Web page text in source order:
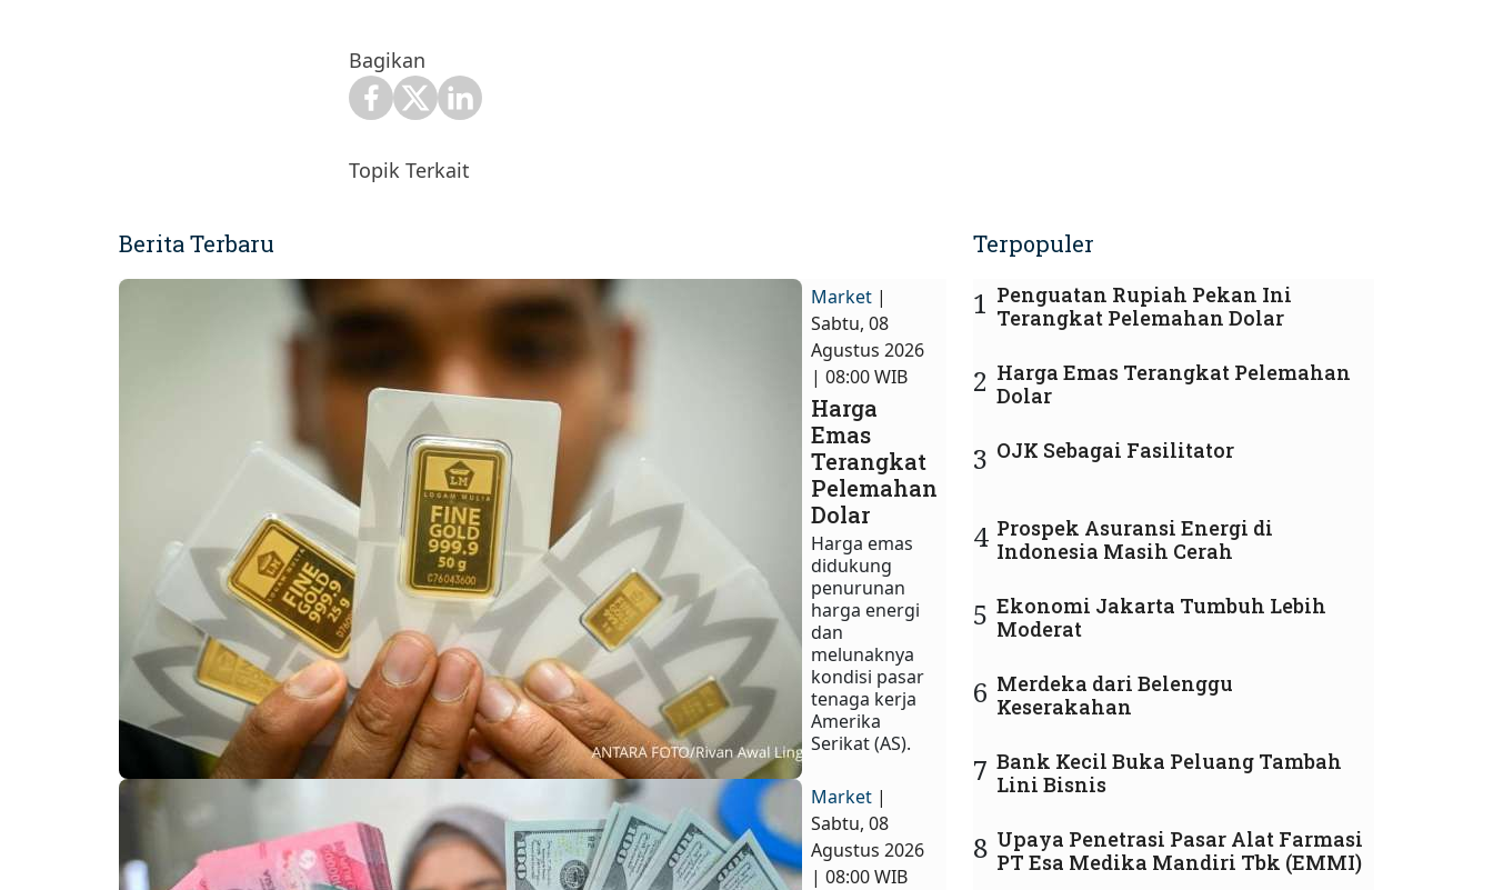
Bagikan
Topik Terkait
Berita Terbaru
Market |
Sabtu, 08
Agustus 2026
| 08:00 WIB
Harga
Emas
Terangkat
Pelemahan
Dolar
Harga emas
didukung
penurunan
harga energi
dan
melunaknya
kondisi pasar
tenaga kerja
Amerika
Serikat (AS).
Market |
Sabtu, 08
Agustus 2026
| 08:00 WIB
Terpopuler
1 Penguatan Rupiah Pekan Ini
Terangkat Pelemahan Dolar
2 Harga Emas Terangkat Pelemahan
Dolar
3 OJK Sebagai Fasilitator
4 Prospek Asuransi Energi di
Indonesia Masih Cerah
5 Ekonomi Jakarta Tumbuh Lebih
Moderat
6 Merdeka dari Belenggu
Keserakahan
7 Bank Kecil Buka Peluang Tambah
Lini Bisnis
8 Upaya Penetrasi Pasar Alat Farmasi
PT Esa Medika Mandiri Tbk (EMMI)